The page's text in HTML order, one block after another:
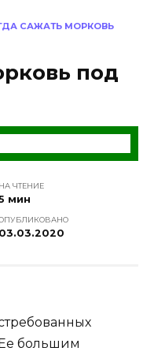
САЖАТЬ МОРКОВЬ
под
НА ЧТЕНИЕ
мин
03.03.2020
большим